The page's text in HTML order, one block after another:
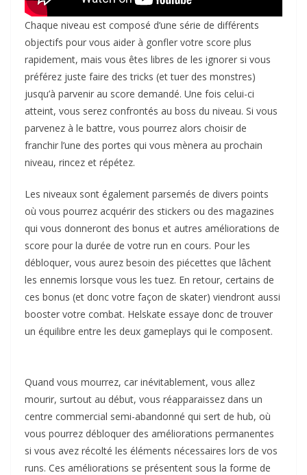
Chaque niveau est composé d’une série de différents
objectifs pour vous aider à gonfler votre score plus
rapidement, mais vous êtes libres de les ignorer si vous
préférez juste faire des tricks (et tuer des monstres)
jusqu’à parvenir au score demandé. Une fois celui-ci
atteint, vous serez confrontés au boss du niveau. Si vous
parvenez à le battre, vous pourrez alors choisir de
franchir l’une des portes qui vous mènera au prochain
niveau, rincez et répétez.
Les niveaux sont également parsemés de divers points
où vous pourrez acquérir des stickers ou des magazines
qui vous donneront des bonus et autres améliorations de
score pour la durée de votre run en cours. Pour les
débloquer, vous aurez besoin des piécettes que lâchent
les ennemis lorsque vous les tuez. En retour, certains de
ces bonus (et donc votre façon de skater) viendront aussi
booster votre combat. Helskate essaye donc de trouver
un équilibre entre les deux gameplays qui le composent.
Quand vous mourrez, car inévitablement, vous allez
mourir, surtout au début, vous réapparaissez dans un
centre commercial semi-abandonné qui sert de hub, où
vous pourrez débloquer des améliorations permanentes
si vous avez récolté les éléments nécessaires lors de vos
runs. Ces améliorations se présentent sous la forme de